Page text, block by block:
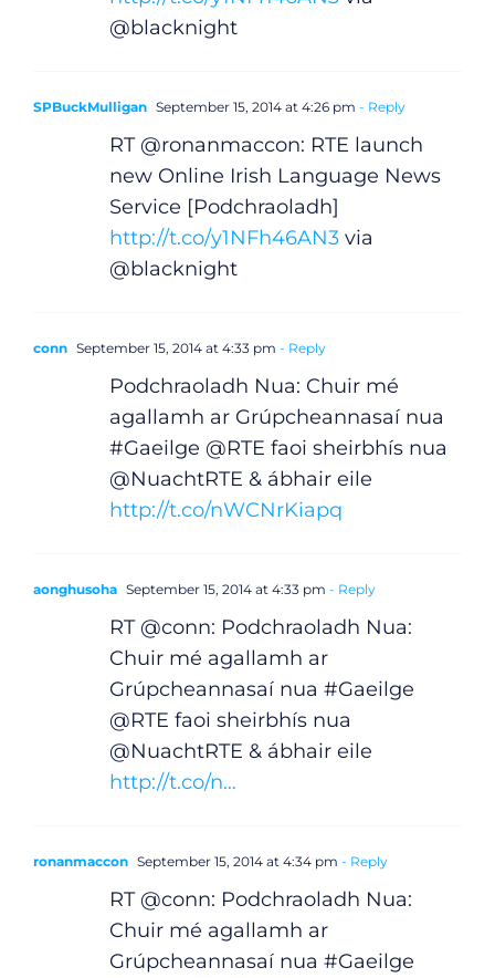
@blacknight
SPBuckMulligan September 15, 2014 at 4:26 pm - Reply
RT @ronanmaccon: RTE launch
new Online Irish Language News
Service [Podchraoladh]
http://t.co/y1NFh46AN3via
@blacknight
conn September 15, 2014 at 4:33 pm - Reply
Podchraoladh Nua: Chuir mé
agallamh ar Grúpcheannasaí nua
#Gaeilge @RTE faoi sheirbhís nua
@NuachtRTE & ábhair eile
http://t.co/nWCNrKiapq
aonghusoha September 15, 2014 at 4:33 pm - Reply
RT @conn: Podchraoladh Nua:
Chuir mé agallamh ar
Grúpcheannasaí nua #Gaeilge
@RTE faoi sheirbhís nua
@NuachtRTE & ábhair eile
http://t.co/n…
ronanmaccon September 15, 2014 at 4:34 pm - Reply
RT @conn: Podchraoladh Nua:
Chuir mé agallamh ar
Grúpcheannasaí nua #Gaeilge